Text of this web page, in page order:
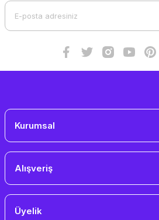
Kurumsal
Alışveriş
Üyelik